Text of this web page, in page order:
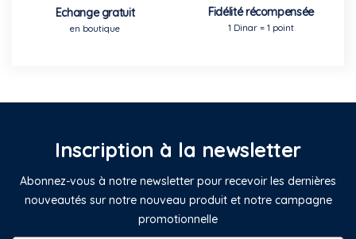
Echange gratuit
en boutique
Fidélité récompensée
1 Dinar = 1 point
Inscription à la newsletter
Abonnez-vous à notre newsletter pour recevoir les dernières
nouveautés sur notre nouveau produit et notre campagne
promotionnelle